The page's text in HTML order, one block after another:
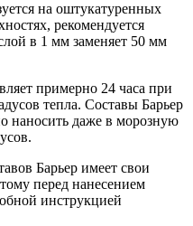
на оштукатуренных
рекомендуется
в 1 мм заменяет 50 мм
примерно 24 часа при
тепла. Составы Барьер
наносить даже в морозную
Барьер имеет свои
перед нанесением
инструкцией